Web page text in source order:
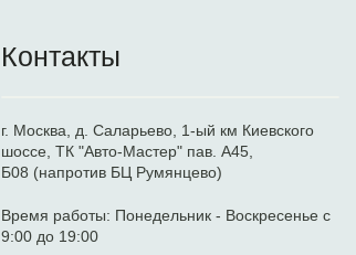
Контакты
г. Москва, д. Саларьево, 1-ый км Киевского
шоссе, ТК "Авто-Мастер" пав. А45,
Б08 (напротив БЦ Румянцево)
Время работы: Понедельник - Воскресенье с
9:00 до 19:00